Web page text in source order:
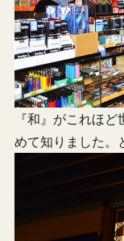
『和』がこれほ
めて知りました。